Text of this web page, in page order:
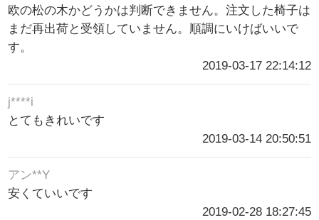
欧の松の木かどうかは判断できません。注文した椅子は
まだ再出荷と受領していません。順調にいけばいいで
す。
2019-03-17 22:14:12
j****i
とてもきれいです
2019-03-14 20:50:51
アン**Y
安くていいです
2019-02-28 18:27:45